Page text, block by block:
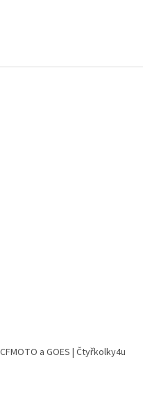
a GOES | Čtyřkolky4u